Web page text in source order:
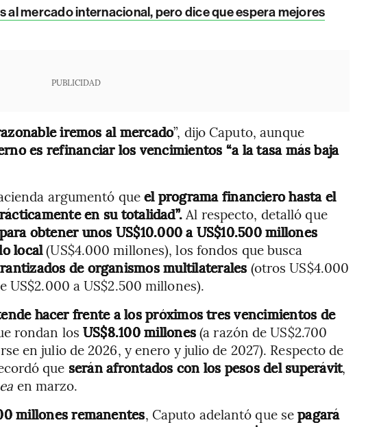
al mercado internacional, pero dice que espera mejores
PUBLICIDAD
iremos al mercado”, dijo Caputo, aunque
es refinanciar los vencimientos “a la tasa más baja
argumentó queel programa financiero hasta el
en su totalidad”. Al respecto, detalló que
obtener unos US$10.000 a US$10.500 millones
local(US$4.000 millones), los fondos que busca
de organismos multilaterales (otros US$4.000
US$2.000 a US$2.500 millones).
hacer frente a los próximos tres vencimientos de
rondan los US$8.100 millones(a razón de US$2.700
en julio de 2026, y enero y julio de 2027). Respecto de
que serán afrontados con los pesos del superávit,
en marzo.
millones remanentes, Caputo adelantó que sepagará